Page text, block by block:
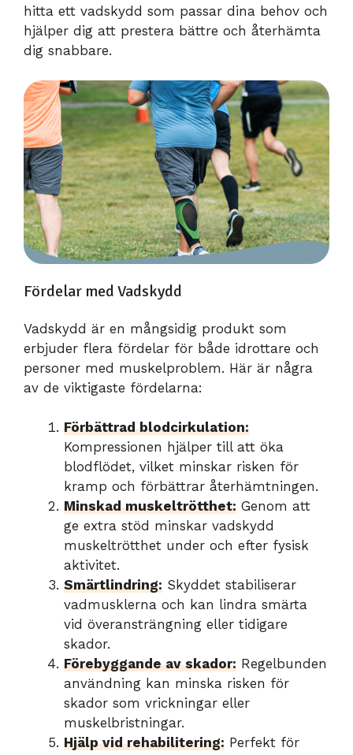
hitta ett vadskydd som passar dina behov och
hjälper dig att prestera bättre och återhämta
dig snabbare.
Fördelar med Vadskydd
Vadskydd är en mångsidig produkt som
erbjuder flera fördelar för både idrottare och
personer med muskelproblem. Här är några
av de viktigaste fördelarna:
Förbättrad blodcirkulation:
Kompressionen hjälper till att öka
blodflödet, vilket minskar risken för
kramp och förbättrar återhämtningen.
Minskad muskeltrötthet: Genom att
ge extra stöd minskar vadskydd
muskeltrötthet under och efter fysisk
aktivitet.
Smärtlindring: Skyddet stabiliserar
vadmusklerna och kan lindra smärta
vid överansträngning eller tidigare
skador.
Förebyggande av skador: Regelbunden
användning kan minska risken för
skador som vrickningar eller
muskelbristningar.
Hjälp vid rehabilitering: Perfekt för